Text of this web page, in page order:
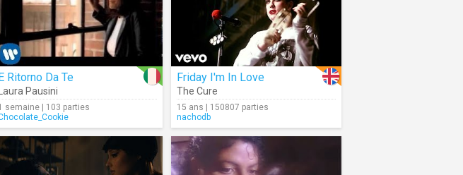
Ritorno Da Te
Laura Pausini
semaine | 103 parties
Friday I'm In Love
The Cure
15 ans | 150807 parties
nachodb